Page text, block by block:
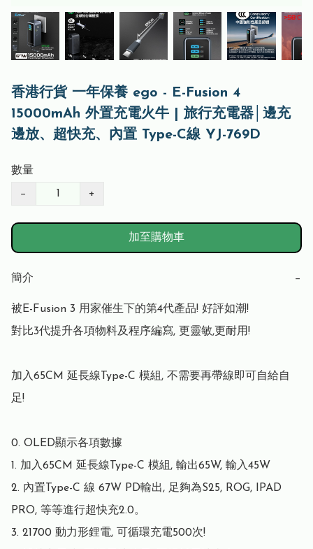
香港行貨 一年保養 ego - E-Fusion 4
15000mAh 外置充電火牛 | 旅行充電器│邊充
邊放、超快充、內置 Type-C線 YJ-769D
數量
− +
加至購物車
簡介 −
被E-Fusion 3 用家催生下的第4代產品! 好評如潮!
對比3代提升各項物料及程序編寫, 更靈敏,更耐用!
加入65CM 延長線Type-C 模組, 不需要再帶線即可自給自
足!
0. OLED顯示各項數據
1. 加入65CM 延長線Type-C 模組, 輸出65W, 輸入45W
2. 內置Type-C 線 67W PD輸出, 足夠為S25, ROG, IPAD
PRO, 等等進行超快充2.0。
3. 21700 動力形鋰電, 可循環充電500次!